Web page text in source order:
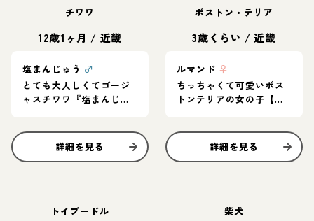
チワワ
12歳1ヶ月 / 近畿
塩まんじゅう ♂
とても大人しくてゴージ
ャスチワワ『塩まんじゅ
詳細を見る
ボストン・テリア
3歳くらい /近畿
ルマンド ♀
ちっちゃくて可愛いボス
トンテリアの女の子【ル
詳細を見る
トイプードル 柴犬